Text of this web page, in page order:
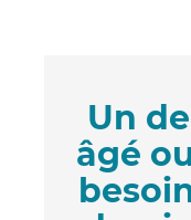
Un
âgé